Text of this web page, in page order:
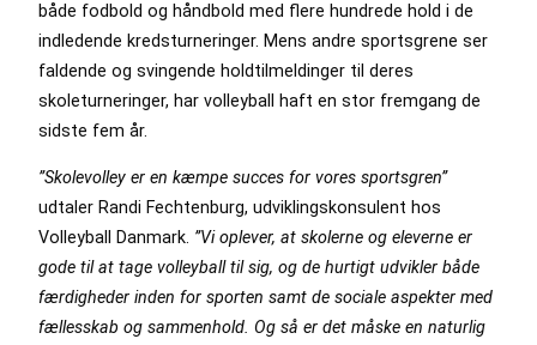
både fodbold og håndbold med flere hundrede hold i de
indledende kredsturneringer. Mens andre sportsgrene ser
faldende og svingende holdtilmeldinger til deres
skoleturneringer, har volleyball haft en stor fremgang de
sidste fem år.
”Skolevolley er en kæmpe succes for vores sportsgren”
udtaler Randi Fechtenburg, udviklingskonsulent hos
Volleyball Danmark. ”Vi oplever, at skolerne og eleverne er
gode til at tage volleyball til sig, og de hurtigt udvikler både
færdigheder inden for sporten samt de sociale aspekter med
fællesskab og sammenhold. Og så er det måske en naturlig